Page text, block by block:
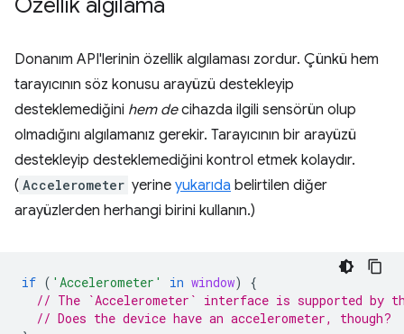
Özellik algılama
Donanım API'lerinin özellik algılaması zordur. Çünkü hem
tarayıcının söz konusu arayüzü destekleyip
desteklemediğini hem decihazda ilgili sensörün olup
olmadığını algılamanız gerekir. Tarayıcının bir arayüzü
destekleyip desteklemediğini kontrol etmek kolaydır.
( Accelerometer yerine yukarıda belirtilen diğer
arayüzlerden herhangi birini kullanın.)
if ( 'Accelerometer' in window)
{
// The `Accelerometer` interface is supported by
// Does the device have an accelerometer, though?